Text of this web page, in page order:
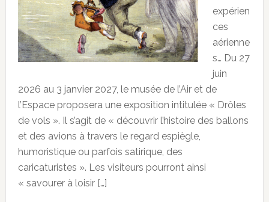
expérien
ces
aérienne
s… Du 27
juin
2026 au 3 janvier 2027, le musée de l’Air et de
l’Espace proposera une exposition intitulée « Drôles
de vols ». Il s’agit de « découvrir l’histoire des ballons
et des avions à travers le regard espiègle,
humoristique ou parfois satirique, des
caricaturistes ». Les visiteurs pourront ainsi
« savourer à loisir […]